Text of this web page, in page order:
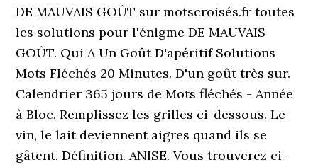
DE MAUVAIS GOÛT sur motscroisés.fr toutes
les solutions pour l'énigme DE MAUVAIS
GOÛT. Qui A Un Goût D'apéritif Solutions
Mots Fléchés 20 Minutes. D'un goût très sur.
Calendrier 365 jours de Mots fléchés - Année
à Bloc. Remplissez les grilles ci-dessous. Le
vin, le lait deviennent aigres quand ils se
gâtent. Définition. ANISE. Vous trouverez ci-